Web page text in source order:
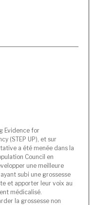
Evidence for
(STEP UP), et sur
a été menée dans la
Council en
une meilleure
subi une grossesse
et apporter leur voix au
médicalisé.
la grossesse non